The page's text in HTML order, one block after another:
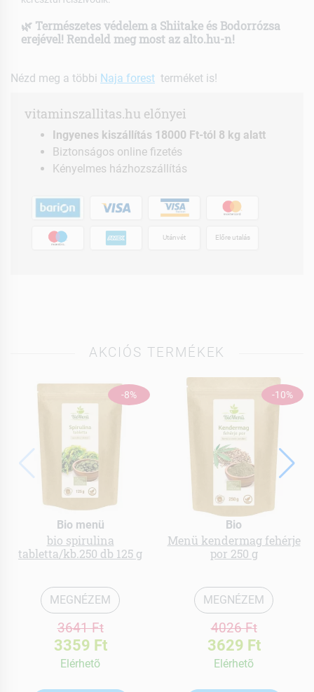
🌿 Természetes védelem a Shiitake és Bodorrózsa
erejével! Rendeld meg most az alto.hu-n!
Nézd meg a többi Naja forest terméket is!
vitaminszallitas.hu előnyei
Ingyenes kiszállítás 18000 Ft-tól 8 kg alatt
Biztonságos online fizetés
Kényelmes házhozszállítás
Utánvét Előre utalás
AKCIÓS TERMÉKEK
-8%
Bio menü
bio spirulina
tabletta/kb.250 db 125 g
MEGNÉZEM
3641 Ft
3359 Ft
Elérhetõ
-10%
Bio
Menü kendermag fehérje
por 250 g
MEGNÉZEM
4026 Ft
3629 Ft
Elérhetõ